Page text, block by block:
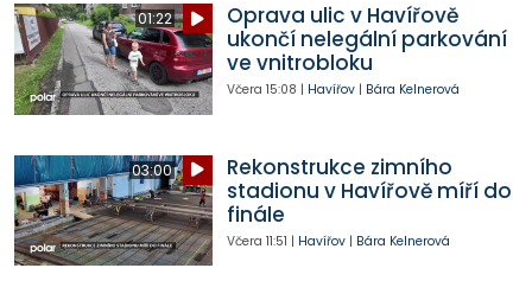
01:22
Oprava ulic v Havířově
ukončí nelegální parkování
ve vnitrobloku
Včera 15:08 | Havířov| Bára Kelnerová
03:00
Rekonstrukce zimního
stadionu v Havířově míří do
finále
Včera 11:51 | Havířov| Bára Kelnerová